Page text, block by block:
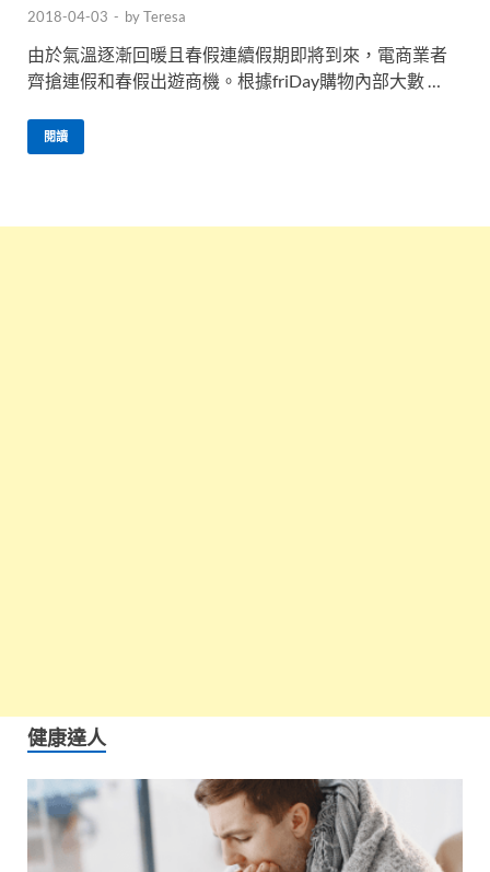
2018-04-03 - byTeresa
由於氣溫逐漸回暖且春假連續假期即將到來，電商業者
齊搶連假和春假出遊商機。根據friDay購物內部大數 …
閱讀
健康達人